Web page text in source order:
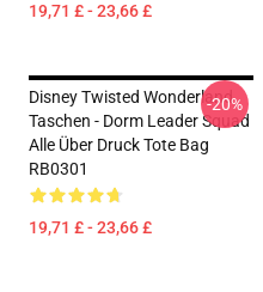
19,71 £ - 23,66 £
Disney Twisted Wonderland
Taschen - Dorm Leader Squad
Alle Über Druck Tote Bag
RB0301
19,71 £ - 23,66 £
-20%